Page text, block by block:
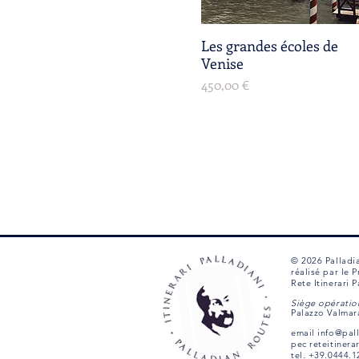
Aperçu rapide
Les grandes écoles de
Venise
Prix
450,00 €
© 2026
réalisé par le
Rete Itinerari
Siège
Palazzo
email
pec
tel.